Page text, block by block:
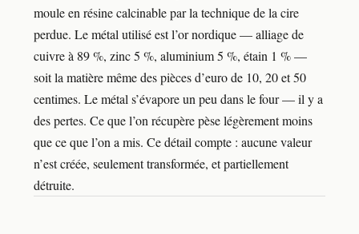
moule en résine calcinable par la technique de la cire
perdue. Le métal utilisé est l’or nordique — alliage de
cuivre à 89 %, zinc 5 %, aluminium 5 %, étain 1 % —
soit la matière même des pièces d’euro de 10, 20 et 50
centimes. Le métal s’évapore un peu dans le four — il y a
des pertes. Ce que l’on récupère pèse légèrement moins
que ce que l’on a mis. Ce détail compte : aucune valeur
n’est créée, seulement transformée, et partiellement
détruite.